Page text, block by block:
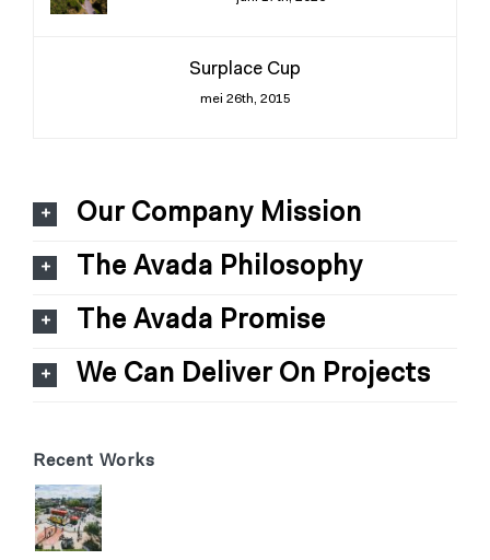
Surplace Cup
mei 26th, 2015
Our Company Mission
The Avada Philosophy
The Avada Promise
We Can Deliver On Projects
Recent Works